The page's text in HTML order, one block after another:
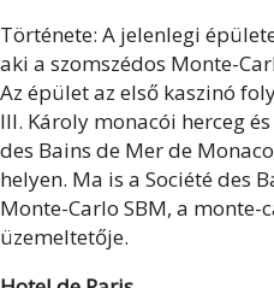
Története: A jelenlegi
aki a szomszédos Monte-
Az épület az első kaszinó
III. Károly monacói herceg
des Bains de Mer de
helyen. Ma is a Société des
Monte-Carlo SBM, a
üzemeltetője.